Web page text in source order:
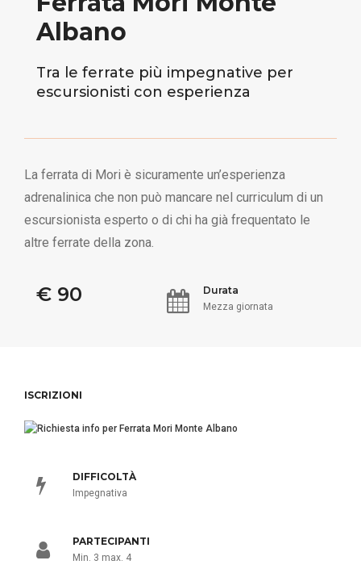
Albano
Tra le ferrate più impegnative per
escursionisti con esperienza
La ferrata di Mori è sicuramente un’esperienza
adrenalinica che non può mancare nel curriculum di un
escursionista esperto o di chi ha già frequentato le
altre ferrate della zona.
€ 90 Durata
Mezza giornata
ISCRIZIONI
DIFFICOLTÀ
Impegnativa
PARTECIPANTI
Min. 3 max. 4